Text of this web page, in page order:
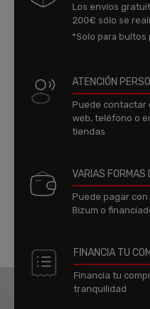
Los envíos
200€ sólo se
*Solo para bultos
ATENCIÓN
Puede contactar
web, teléfono o
tiendas
VARIAS FORMAS
Puede pagar
Bizum o
FINANCIA TU
Financia tu
tranquilidad